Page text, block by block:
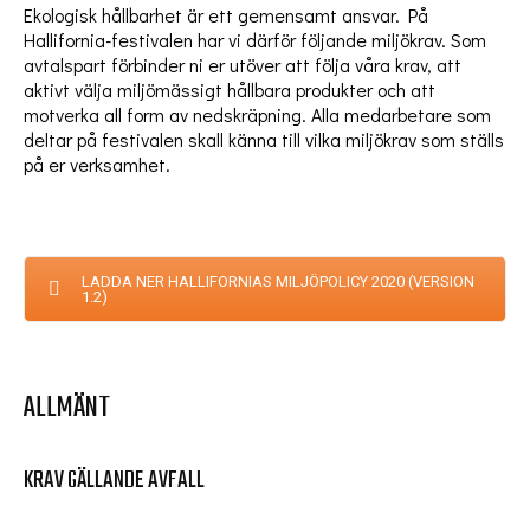
Ekologisk hållbarhet är ett gemensamt ansvar. På
Hallifornia-festivalen har vi därför följande miljökrav. Som
avtalspart förbinder ni er utöver att följa våra krav, att
aktivt välja miljömässigt hållbara produkter och att
motverka all form av nedskräpning. Alla medarbetare som
deltar på festivalen skall känna till vilka miljökrav som ställs
på er verksamhet.
LADDA NER HALLIFORNIAS MILJÖPOLICY 2020 (VERSION
1.2)
ALLMÄNT
KRAV GÄLLANDE AVFALL